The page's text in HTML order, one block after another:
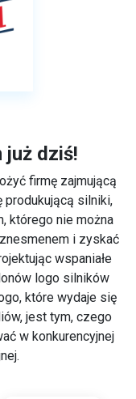
już dziś!
firmę zajmującą
produkującą silniki,
którego nie można
i zyskać
wspaniałe
logo silników
które wydaje się
jest tym, czego
w konkurencyjnej